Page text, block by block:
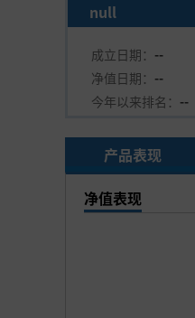
null
成立日期： --
净值日期： --
今年以来排名： --
产品表现
净值表现